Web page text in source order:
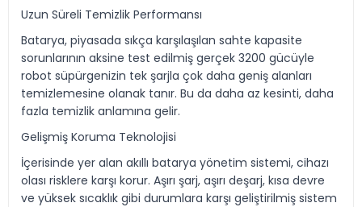
Uzun Süreli Temizlik Performansı
Batarya, piyasada sıkça karşılaşılan sahte kapasite
sorunlarının aksine test edilmiş gerçek 3200 gücüyle
robot süpürgenizin tek şarjla çok daha geniş alanları
temizlemesine olanak tanır. Bu da daha az kesinti, daha
fazla temizlik anlamına gelir.
Gelişmiş Koruma Teknolojisi
İçerisinde yer alan akıllı batarya yönetim sistemi, cihazı
olası risklere karşı korur. Aşırı şarj, aşırı deşarj, kısa devre
ve yüksek sıcaklık gibi durumlara karşı geliştirilmiş sistem